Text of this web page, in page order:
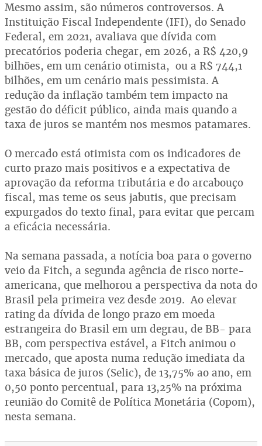
Mesmo assim, são números controversos. A
Instituição Fiscal Independente (IFI), do Senado
Federal, em 2021, avaliava que dívida com
precatórios poderia chegar, em 2026, a R$ 420,9
bilhões, em um cenário otimista, ou a R$ 744,1
bilhões, em um cenário mais pessimista. A
redução da inflação também tem impacto na
gestão do déficit público, ainda mais quando a
taxa de juros se mantém nos mesmos patamares.
O mercado está otimista com os indicadores de
curto prazo mais positivos e a expectativa de
aprovação da reforma tributária e do arcabouço
fiscal, mas teme os seus jabutis, que precisam
expurgados do texto final, para evitar que percam
a eficácia necessária.
Na semana passada, a notícia boa para o governo
veio da Fitch, a segunda agência de risco norte-
americana, que melhorou a perspectiva da nota do
Brasil pela primeira vez desde 2019. Ao elevar
rating da dívida de longo prazo em moeda
estrangeira do Brasil em um degrau, de BB- para
BB, com perspectiva estável, a Fitch animou o
mercado, que aposta numa redução imediata da
taxa básica de juros (Selic), de 13,75% ao ano, em
0,50 ponto percentual, para 13,25% na próxima
reunião do Comitê de Política Monetária (Copom),
nesta semana.